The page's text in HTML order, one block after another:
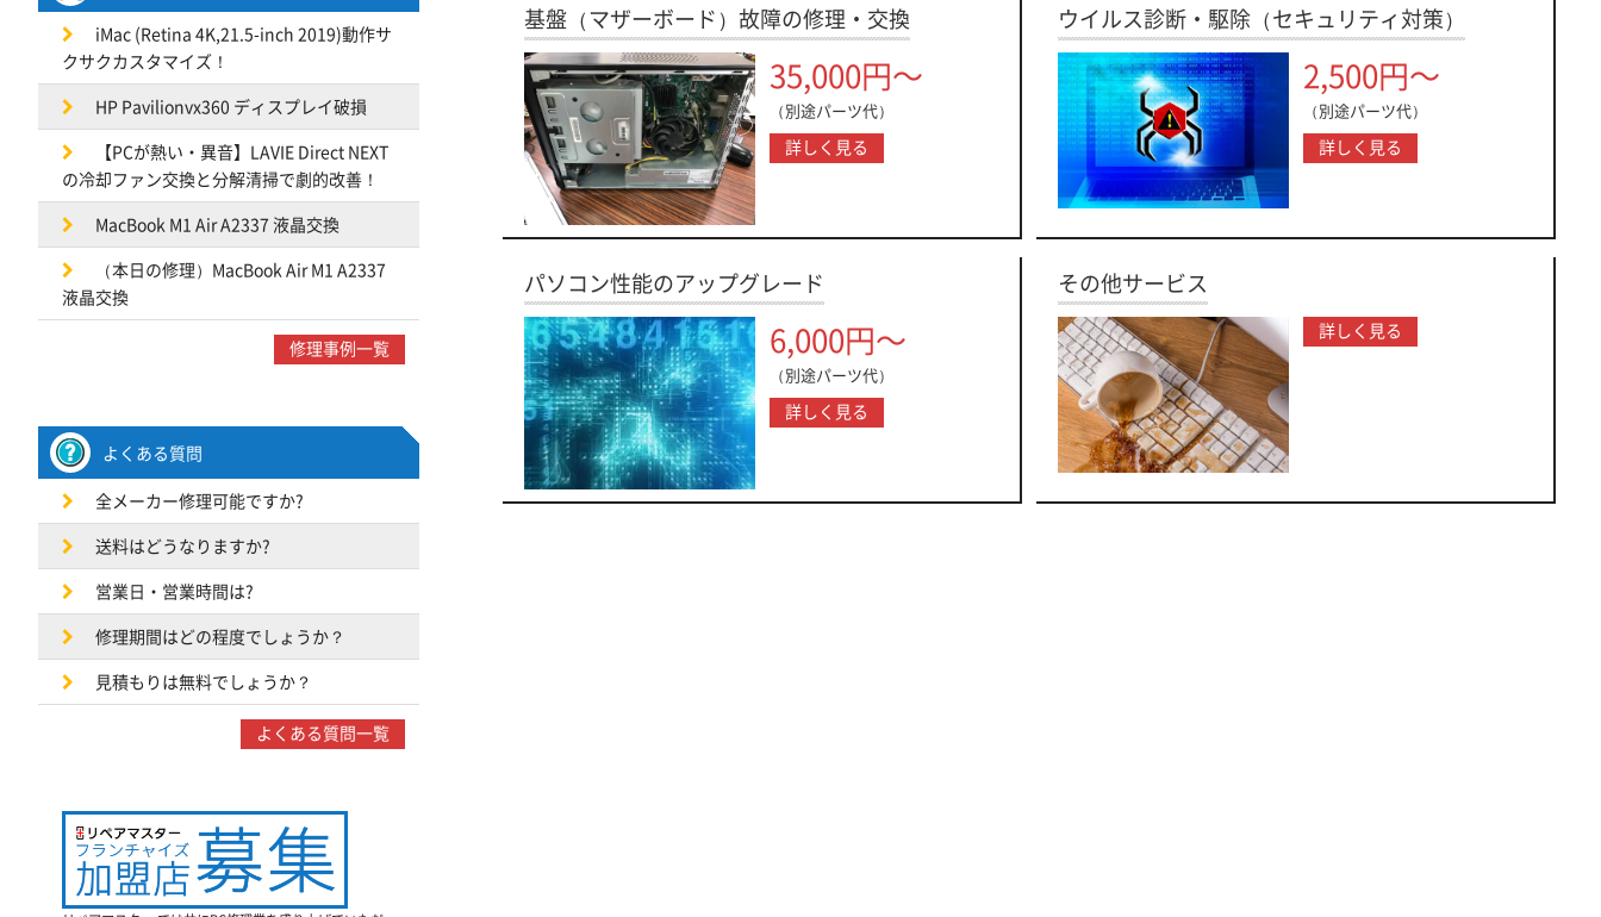
iMac (Retina 4K,21.5-inch 2019)動作サ
クサクカスタマイズ！
HP Pavilionvx360 ディスプレイ破損
【PCが熱い・異音】LAVIE Direct NEXT
の冷却ファン交換と分解清掃で劇的改善！
MacBook M1 Air A2337 液晶交換
（本日の修理）MacBook Air M1 A2337
液晶交換
修理事例一覧
よくある質問
全メーカー修理可能ですか?
送料はどうなりますか?
営業日・営業時間は?
修理期間はどの程度でしょうか？
見積もりは無料でしょうか？
よくある質問一覧
基盤（マザーボード）故障の修理・交換
35,000円～
（別途パーツ代）
詳しく見る
ウイルス診断・駆除（セキュリティ対策）
2,500円～
（別途パーツ代）
詳しく見る
パソコン性能のアップグレード
6,000円～
（別途パーツ代）
詳しく見る
その他サービス
詳しく見る